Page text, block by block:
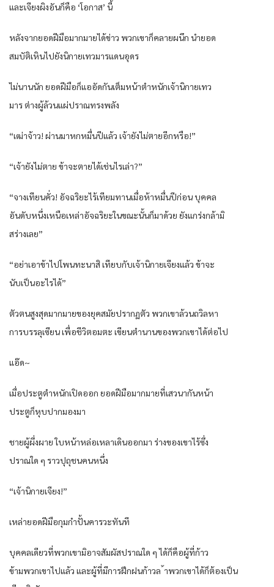
และเจียงผิงอันก็คือ ‘โอกาส’ นี้
หลังจากยอดฝีมือมากมายได้ข่าว พวกเขาก็คลายผนึก นำยอด
สมบัติเหินไปยังนิกายเทวมารแดนอุดร
ไม่นานนัก ยอดฝีมือก็แออัดกันเต็มหน้าตำหนักเจ้านิกายเทว
มาร ต่างผู้ล้วนแผ่ปราณทรงพลัง
“เฒ่าจ้าว! ผ่านมาหกหมื่นปีแล้ว เจ้ายังไม่ตายอีกหรือ!”
“เจ้ายังไม่ตาย ข้าจะตายได้เช่นไรเล่า?”
“จางเทียนคั่ว! อัจฉริยะไร้เทียมทานเมื่อห้าหมื่นปีก่อน บุคคล
อันดับหนึ่งเหนือเหล่าอัจฉริยะในขณะนั้นก็มาด้วย ยังแกร่งกล้ามิ
สร่างเลย”
“อย่าเอาข้าไปโพนทะนาสิ เทียบกับเจ้านิกายเจียงแล้ว ข้าจะ
นับเป็นอะไรได้”
ตัวตนสูงสุดมากมายของยุคสมัยปรากฏตัว พวกเขาล้วนถวิลหา
การบรรลุเซียน เพื่อชีวิตอมตะ เขียนตำนานของพวกเขาได้ต่อไป
แอ๊ด~
เมื่อประตูตำหนักเปิดออก ยอดฝีมือมากมายที่เสวนากันหน้า
ประตูก็หุบปากมองมา
ชายผู้ผึ่งผาย ใบหน้าหล่อเหลาเดินออกมา ร่างของเขาไร้ซึ่ง
ปราณใด ๆ ราวปุถุชนคนหนึ่ง
“เจ้านิกายเจียง!”
เหล่ายอดฝีมือกุมกำปั้นคารวะทันที
บุคคลเดียวที่พวกเขามิอาจสัมผัสปราณใด ๆ ได้ก็คือผู้ที่ก้าว
ข้ามพวกเขาไปแล้ว และผู้ที่มีการฝึกฝนก้าวล ้าพวกเขาได้ก็ต้องเป็น